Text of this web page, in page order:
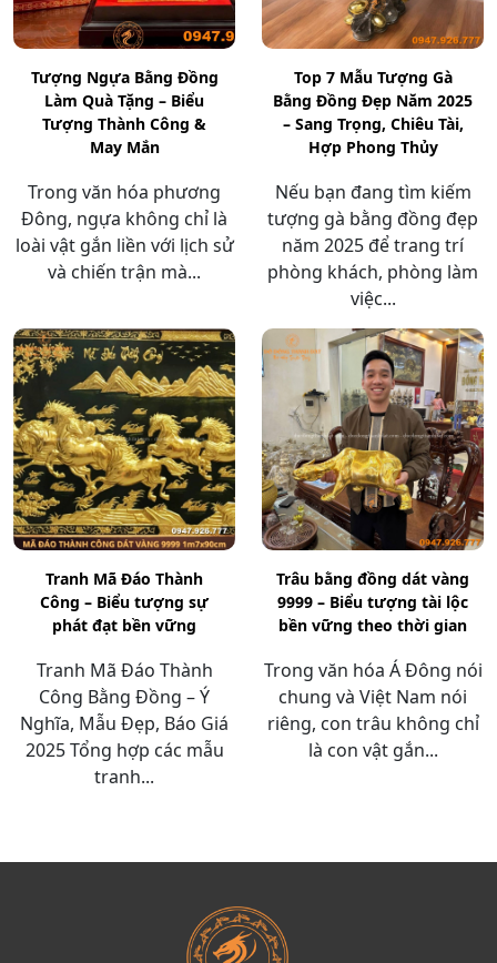
Tượng Ngựa Bằng Đồng
Làm Quà Tặng – Biểu
Tượng Thành Công &
May Mắn
Trong văn hóa phương
Đông, ngựa không chỉ là
loài vật gắn liền với lịch sử
và chiến trận mà...
Top 7 Mẫu Tượng Gà
Bằng Đồng Đẹp Năm 2025
– Sang Trọng, Chiêu Tài,
Hợp Phong Thủy
Nếu bạn đang tìm kiếm
tượng gà bằng đồng đẹp
năm 2025 để trang trí
phòng khách, phòng làm
việc...
Tranh Mã Đáo Thành
Công – Biểu tượng sự
phát đạt bền vững
Tranh Mã Đáo Thành
Công Bằng Đồng – Ý
Nghĩa, Mẫu Đẹp, Báo Giá
2025 Tổng hợp các mẫu
tranh...
Trâu bằng đồng dát vàng
9999 – Biểu tượng tài lộc
bền vững theo thời gian
Trong văn hóa Á Đông nói
chung và Việt Nam nói
riêng, con trâu không chỉ
là con vật gắn...